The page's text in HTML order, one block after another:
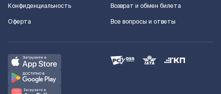
Конфиденциальность
Оферта
Возврат и обмен билета
Все вопросы и ответы